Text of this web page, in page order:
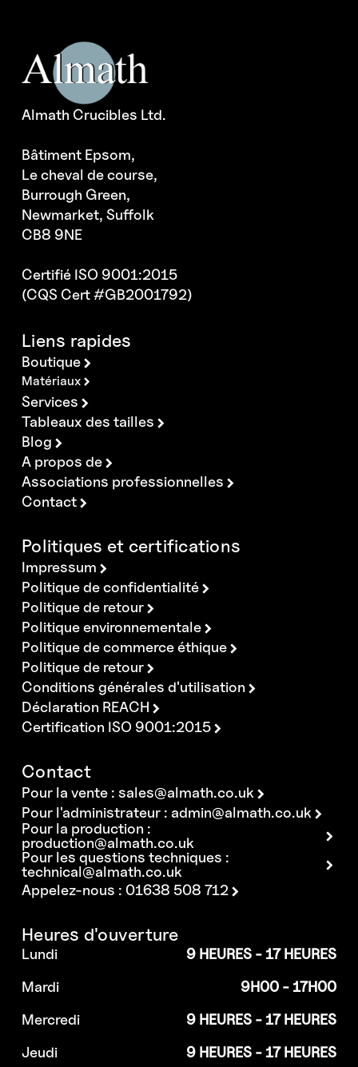
Almath Crucibles Ltd.
Bâtiment Epsom,
Le cheval de course,
Burrough Green,
Newmarket, Suffolk
CB8 9NE
Certifié ISO 9001:2015
(CQS Cert #GB2001792)
Liens rapides
Boutique
Matériaux
Services
Tableaux des tailles
Blog
A propos de
Associations professionnelles
Contact
Politiques et certifications
Impressum
Politique de confidentialité
Politique de retour
Politique environnementale
Politique de commerce éthique
Politique de retour
Conditions générales d'utilisation
Déclaration REACH
Certification ISO 9001:2015
Contact
Pour la vente :sales@almath.co.uk
Pour l'administrateur : admin@almath.co.uk
Pour la production :
production@almath.co.uk
Pour les questions techniques :
technical@almath.co.uk
Appelez-nous : 01638 508 712
Heures d'ouverture
Lundi
9 HEURES - 17 HEURES
Mardi
9H00 - 17H00
Mercredi
9 HEURES - 17 HEURES
Jeudi
9 HEURES - 17 HEURES